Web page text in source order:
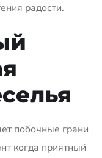
радости.
побочные грани
когда приятный